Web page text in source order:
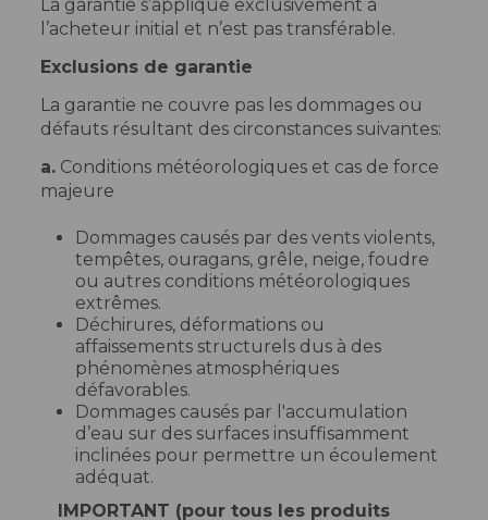
La garantie s’applique exclusivement à
l’acheteur initial et n’est pas transférable.
Exclusions de garantie
La garantie ne couvre pas les dommages ou
défauts résultant des circonstances suivantes:
a.Conditions météorologiques et cas de force
majeure
Dommages causés par des vents violents,
tempêtes, ouragans, grêle, neige, foudre
ou autres conditions météorologiques
extrêmes.
Déchirures, déformations ou
affaissements structurels dus à des
phénomènes atmosphériques
défavorables.
Dommages causés par l'accumulation
d’eau sur des surfaces insuffisamment
inclinées pour permettre un écoulement
adéquat.
IMPORTANT (pour tous les produits